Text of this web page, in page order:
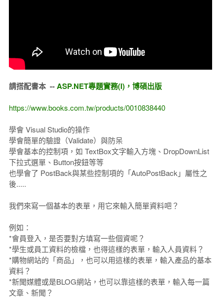
請搭配書本 --ASP.NET專題實務(I)，博碩出版
https://www.books.com.tw/products/0010838440
學會 Visual Studio的操作
學會簡單的驗證（Validate）與防呆
學會基本的控制項，如 TextBox文字輸入方塊、DropDownList
下拉式選單、Button按鈕等等
也學會了 PostBack與某些控制項的「AutoPostBack」屬性之
後.....
我們來寫一個基本的表單，用它來輸入簡單資料吧？
例如：
*會員登入，是否要對方填寫一些個資呢？
*學生或員工資料的檢檔，也得這樣的表單，輸入人員資料？
*購物網站的「商品」，也可以用這樣的表單，輸入產品的基本
資料？
*新聞媒體或是BLOG網站，也可以靠這樣的表單，輸入每一篇
文章、新聞？